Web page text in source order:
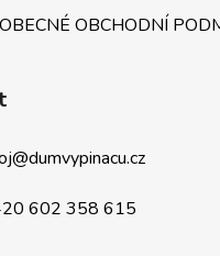
OBCHODNÍ
@dumvypinacu.cz
602 358 615